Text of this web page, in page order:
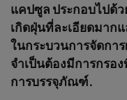
แคปซูล ประกอบไปด้
เกิดฝุ่นที่ละเอียดมาก
ในกระบวนการจัดกา
จำเป็นต้องมีการกรอ
การบรรจุภัณฑ์.